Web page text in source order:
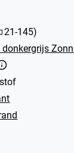
21-145)
donkergrijs